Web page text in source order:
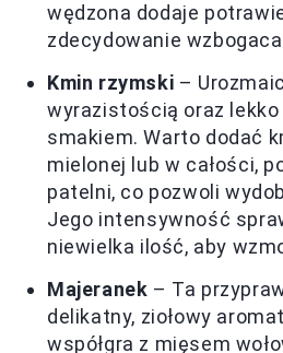
wędzona dodaje
zdecydowanie
Kmin rzymski –
wyrazistością oraz
smakiem. Warto dodać
mielonej lub w całości,
patelni, co pozwoli
Jego intensywność
niewielka ilość, aby
Majeranek – Ta
delikatny, ziołowy
współgra z mięsem